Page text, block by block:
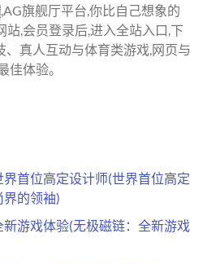
旗舰厅平台,你比自己想象的
站,会员登录后,进入全站入口,下
、真人互动与体育类游戏,网页与
佳体验。
首位高定设计师(世界首位高定
的领袖)
游戏体验(无极磁链：全新游戏